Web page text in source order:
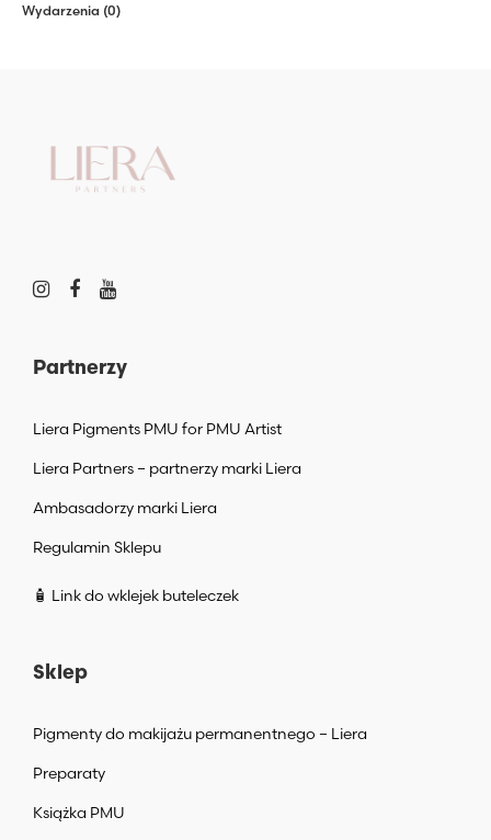
Wydarzenia (0)
Partnerzy
Liera Pigments PMU for PMU Artist
Liera Partners – partnerzy marki Liera
Ambasadorzy marki Liera
Regulamin Sklepu
🧴 Link do wklejek buteleczek
Sklep
Pigmenty do makijażu permanentnego – Liera
Preparaty
Książka PMU